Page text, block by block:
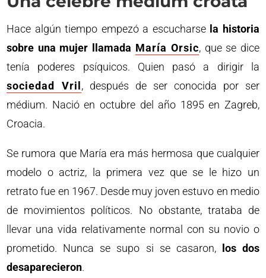
Hace algún tiempo empezó a escucharse la historia
sobre una mujer llamada María Orsic, que se dice
tenía poderes psíquicos. Quien pasó a dirigir la
sociedad Vril , después de ser conocida por ser
médium. Nació en octubre del año 1895 en Zagreb,
Croacia.
Se rumora que María era más hermosa que cualquier
modelo o actriz, la primera vez que se le hizo un
retrato fue en 1967. Desde muy joven estuvo en medio
de movimientos políticos. No obstante, trataba de
llevar una vida relativamente normal con su novio o
prometido. Nunca se supo si se casaron,
los dos
desaparecieron.